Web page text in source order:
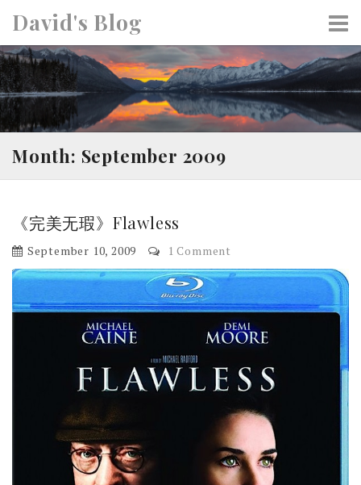
i
p
t
o
c
t
David's Blog
Month: September 2009
《完美无瑕》Flawless
September 10, 2009 1 Comment